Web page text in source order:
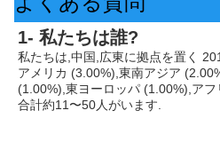
1- 私たちは誰?
私たちは,中国,広東に拠点を置く
アメリカ (3.00%),東南アジア
(1.00%),東ヨーロッパ (1.00%),ア
合計約11〜50人がいます.